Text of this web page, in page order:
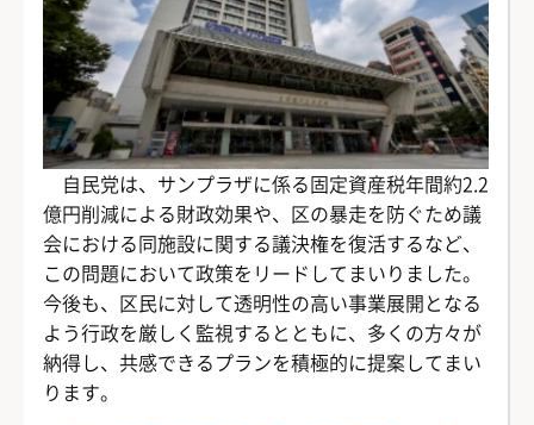
自民党は、サンプラザに係る固定資産税年間約2.2
億円削減による財政効果や、区の暴走を防ぐため議
会における同施設に関する議決権を復活するなど、
この問題において政策をリードしてまいりました。
今後も、区民に対して透明性の高い事業展開となる
よう行政を厳しく監視するとともに、多くの方々が
納得し、共感できるプランを積極的に提案してまい
ります。